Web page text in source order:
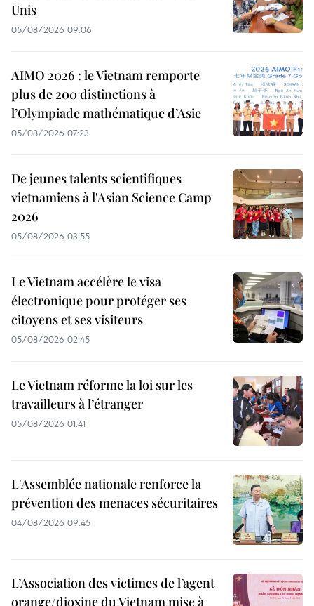
Unis
05/08/2026 09:06
AIMO 2026 : le Vietnam remporte
plus de 200 distinctions à
l’Olympiade mathématique d’Asie
05/08/2026 07:23
De jeunes talents scientifiques
vietnamiens à l'Asian Science Camp
2026
05/08/2026 03:55
Le Vietnam accélère le visa
électronique pour protéger ses
citoyens et ses visiteurs
05/08/2026 02:45
Le Vietnam réforme la loi sur les
travailleurs à l’étranger
05/08/2026 01:41
L'Assemblée nationale renforce la
prévention des menaces sécuritaires
04/08/2026 09:45
L’Association des victimes de l’agent
orange/dioxine du Vietnam mise à